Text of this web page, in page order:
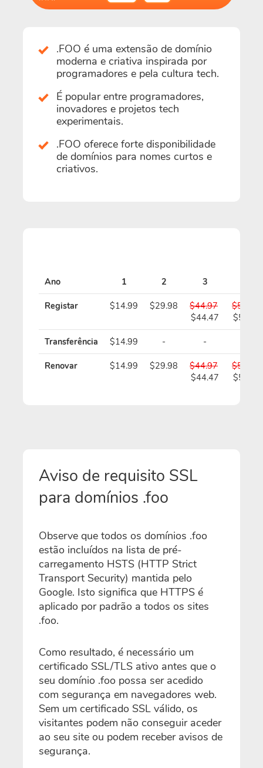
.FOO é uma extensão de domínio
moderna e criativa inspirada por
programadores e pela cultura tech.
É popular entre programadores,
inovadores e projetos tech
experimentais.
.FOO oferece forte disponibilidade
de domínios para nomes curtos e
criativos.
Ano 1 2 3
Registar $14.99 $29.98
$44.97
$44.47
$59.96
$58.96
Transferência $14.99 - -
Renovar $14.99 $29.98
$44.97
$44.47
$59.96
$58.96
Aviso de requisito SSL
para domínios .foo
Observe que todos os domínios .foo
estão incluídos na lista de pré-
carregamento HSTS (HTTP Strict
Transport Security) mantida pelo
Google. Isto significa que HTTPS é
aplicado por padrão a todos os sites
.foo.
Como resultado, é necessário um
certificado SSL/TLS ativo antes que o
seu domínio .foo possa ser acedido
com segurança em navegadores web.
Sem um certificado SSL válido, os
visitantes podem não conseguir aceder
ao seu site ou podem receber avisos de
segurança.